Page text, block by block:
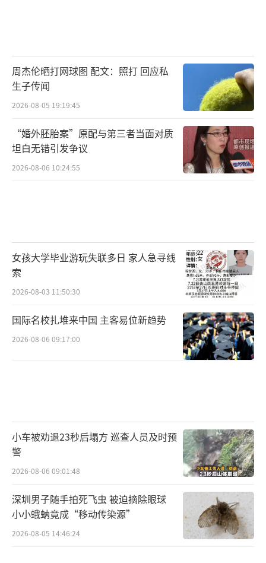
周杰伦晒打网球图 配文：照打 回应私
生子传闻
2026-08-05 19:19:45
“婚外胚胎案”原配与第三者当面对质
坦白无错引发争议
2026-08-06 10:24:55
女孩大学毕业游玩失联多日 家人急寻线
索
2026-08-03 11:50:30
国际名校扎堆来中国 主客易位新趋势
2026-08-06 09:17:00
小车被劝退23秒后塌方 巡查人员及时预
警
2026-08-06 09:01:48
深圳男子随手拍死飞虫 被迫摘除眼球
小小蛾蚋竟成“移动传染源”
2026-08-05 14:46:24